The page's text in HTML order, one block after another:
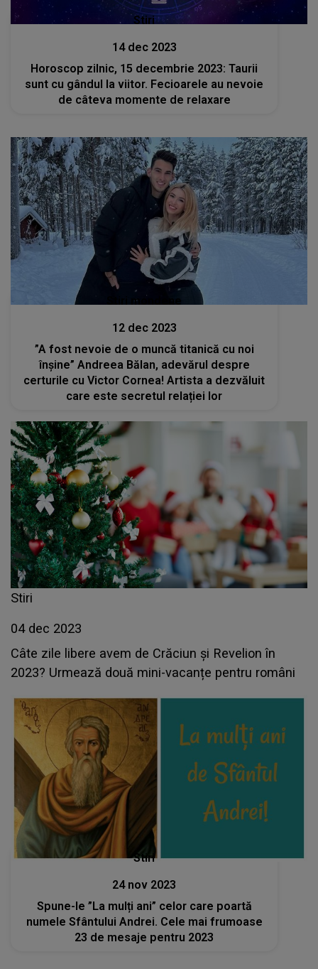
Stiri
14 dec 2023
Horoscop zilnic, 15 decembrie 2023: Taurii
sunt cu gândul la viitor. Fecioarele au nevoie
de câteva momente de relaxare
Stiri mondene
12 dec 2023
”A fost nevoie de o muncă titanică cu noi
înșine” Andreea Bălan, adevărul despre
certurile cu Victor Cornea! Artista a dezvăluit
care este secretul relației lor
Stiri
04 dec 2023
Câte zile libere avem de Crăciun și Revelion în
2023? Urmează două mini-vacanțe pentru români
Stiri
24 nov 2023
Spune-le ”La mulți ani” celor care poartă
numele Sfântului Andrei. Cele mai frumoase
23 de mesaje pentru 2023